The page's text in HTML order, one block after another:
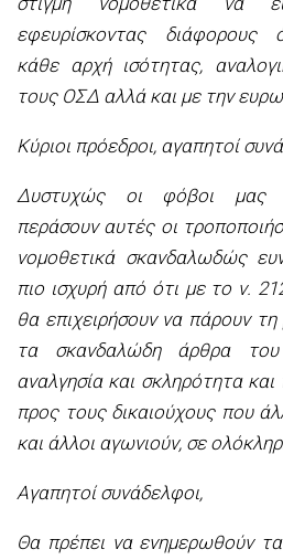
εφευρίσκοντας διάφορους
κάθε αρχή ισότητας,
τους ΟΣΔ αλλά και με την
Κύριοι πρόεδροι, αγαπητοί
Δυστυχώς οι φόβοι μας
περάσουν αυτές οι
νομοθετικά σκανδαλωδώς
πιο ισχυρή από ότι με το ν.
θα επιχειρήσουν να πάρουν
τα σκανδαλώδη άρθρα του
αναλγησία και σκληρότητα
προς τους δικαιούχους που
και άλλοι αγωνιούν, σε
Αγαπητοί συνάδελφοι,
Θα πρέπει να ενημερωθούν